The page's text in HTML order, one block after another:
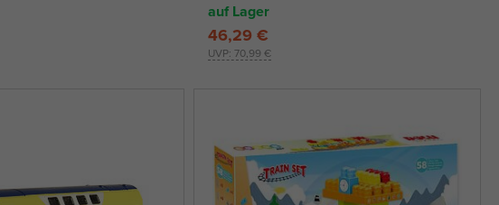
auf Lager
UVP: 70,99 €
46,29 €